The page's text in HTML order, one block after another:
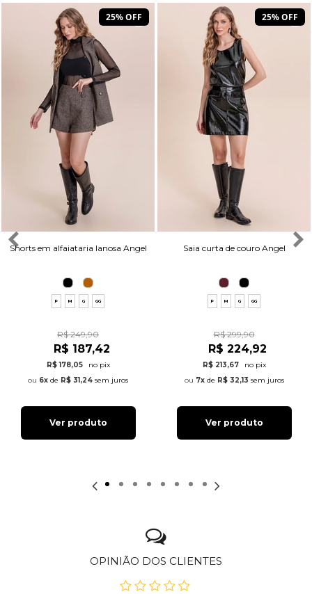
25% OFF
Shorts em alfaiataria lanosa Angel
P M G GG
R$ 249,90
R$ 187,42
R$ 178,05
no pix
6x de R$ 31,24 sem juros
Ver produto
25% OFF
Saia curta de couro Angel
P M G GG
R$ 299,90
R$ 224,92
R$ 213,67
no pix
7xde R$ 32,13 sem juros
Ver produto
OPINIÃO DOS CLIENTES